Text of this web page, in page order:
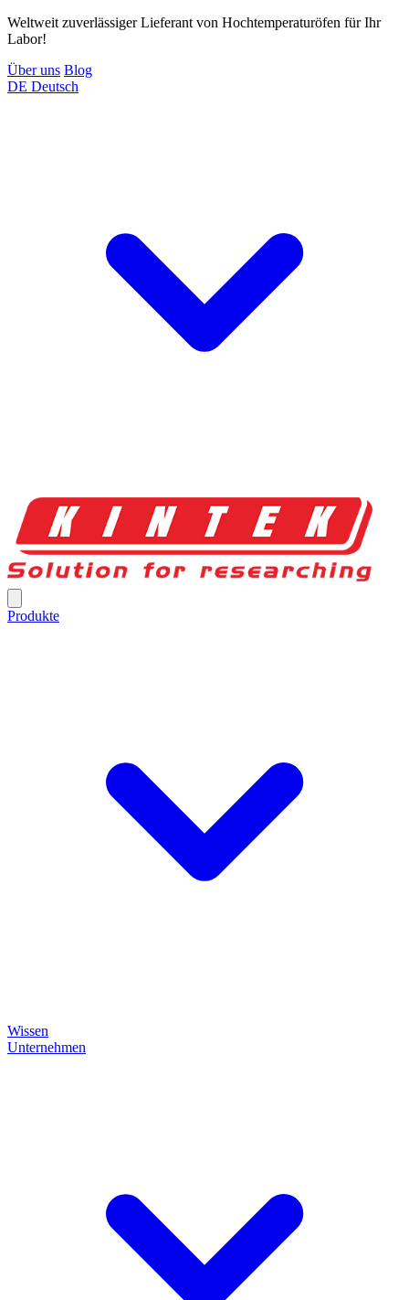
Weltweit zuverlässiger Lieferant von Hochtemperaturöfen für Ihr
Labor!
Über uns Blog
DE Deutsch
Produkte
Wissen
Unternehmen